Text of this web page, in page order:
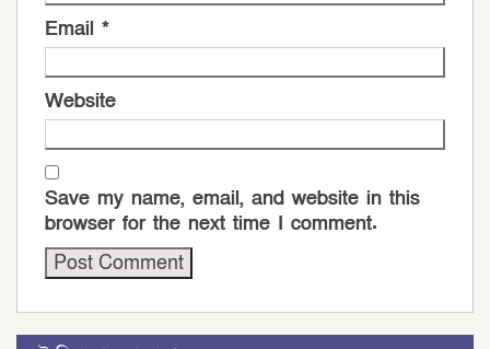
Email *
Website
Save my name, email, and website in this
browser for the next time I comment.